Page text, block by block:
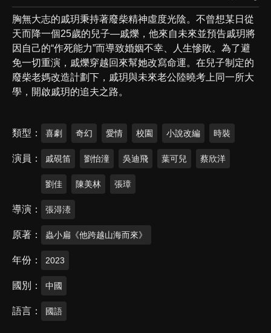
胸無大志的戚玥秉持著廢柴精神虛度光陰。不曾想某日從
天而降一個25歲的兒子—戚爍，他來自未來並預告戚玥將
因自己的“作死能力”而導致婚姻不幸、人生慘敗。為了避
免一切重演，戚爍穿越回來幫她改寫命運。在兒子制定的
廢柴老媽改造計劃下，戚玥與未來老公陸曉考上同一所大
學，開啟戚玥的追夫之路。
類型 喜劇 奇幻 愛情 校園 小說改編 時裝
演員 戚硯笛 劉怡潼 吳迪飛 葉可兒 蔡欣洋
劉佳 陳美林 張璋
導演 張淂溙
原著 蟲小扁《他跨越山海而來》
年份 2023
國別 中國
語言 國語